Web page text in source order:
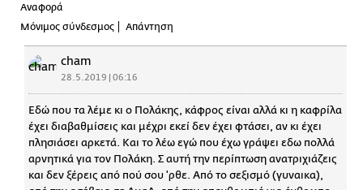
Αναφορά
Μόνιμος σύνδεσμος
Απάντηση
cham
28.5.2019 | 06:16
Εδώ που τα λέμε κι ο Πολάκης, κάφρος είναι αλλά κι η καφρίλα
έχει διαβαθμίσεις και μέχρι εκεί δεν έχει φτάσει, αν κι έχει
πλησιάσει αρκετά. Και το λέω εγώ που έχω γράψει εδω πολλά
αρνητικά για τον Πολάκη. Σ αυτή την περίπτωση ανατριχιάζεις
και δεν ξέρεις από πού σου 'ρθε. Από το σεξισμό (γυναικα),